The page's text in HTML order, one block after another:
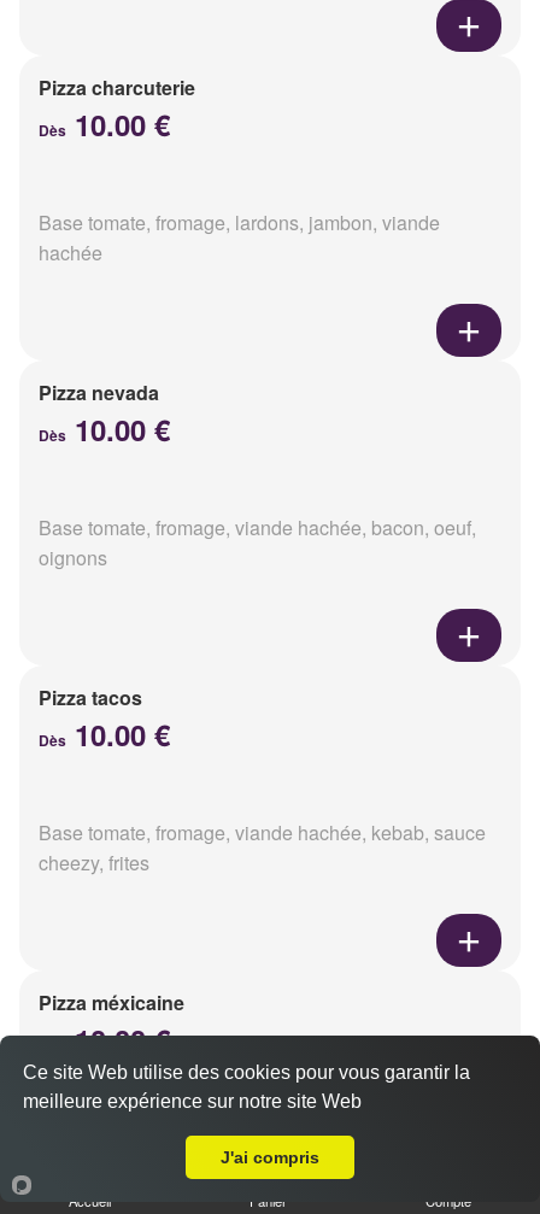
Pizza charcuterie
Dès 10.00 €
Base tomate, fromage, lardons, jambon, viande
hachée
Pizza nevada
Dès 10.00 €
Base tomate, fromage, viande hachée, bacon, oeuf,
oignons
Pizza tacos
Dès 10.00 €
Base tomate, fromage, viande hachée, kebab, sauce
cheezy, frites
Pizza méxicaine
10.00 €
Base sauce barbecue, fromage, viande hachée,
Accueil Panier Compte
Ce site Web utilise des cookies pour vous garantir la
meilleure expérience sur notre site Web
J'ai compris